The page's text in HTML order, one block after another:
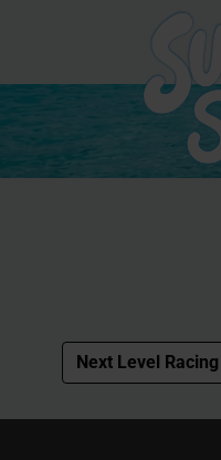
Next Level Racing